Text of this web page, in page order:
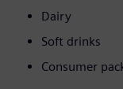
Dairy
Soft drinks
Consumer